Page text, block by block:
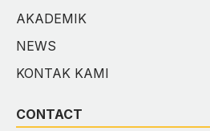
AKADEMIK
NEWS
KONTAK KAMI
CONTACT